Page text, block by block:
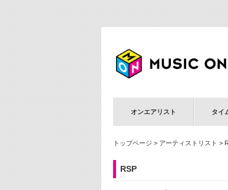
オンエアリスト タイ
トップページ > アーティストリスト >
RSP